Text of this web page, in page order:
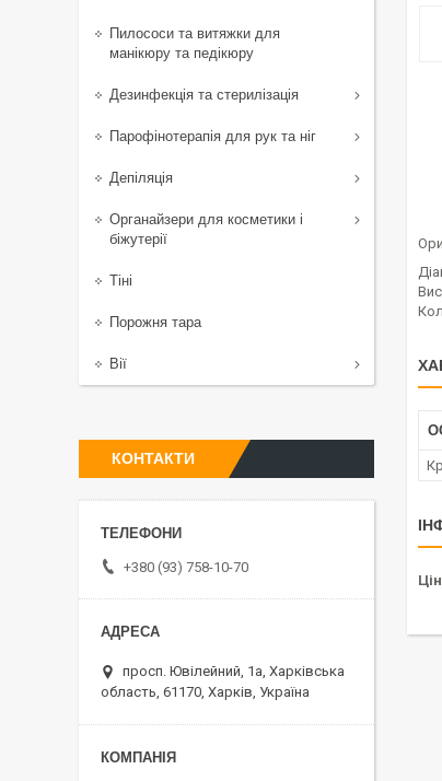
Пилососи та витяжки для
манікюру та педікюру
Дезинфекція та стерилізація
Парофінотерапія для рук та ніг
Депіляція
Органайзери для косметики і
біжутерії
Тіні
Порожня тара
Вії
КОНТАКТИ
+380 (93) 758-10-70
просп. Ювілейний, 1а, Харківська
область, 61170, Харків, Україна